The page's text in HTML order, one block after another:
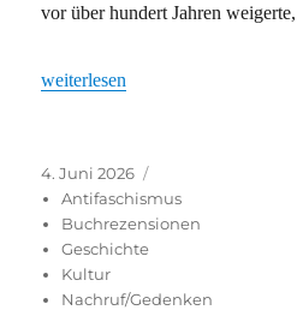
vor über hundert Jahren
„Christin und Sozialistin“
weiterlesen
Veröffentlicht
am
4. Juni 2026
Antifaschismus
Buchrezensionen
Geschichte
Kultur
Nachruf/Gedenken